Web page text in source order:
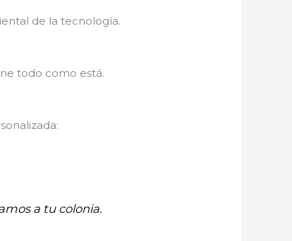
de la tecnología.
todo como está.
a tu colonia.